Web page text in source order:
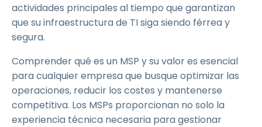
actividades principales al tiempo que garantizan
que su infraestructura de TI siga siendo férrea y
segura.
Comprender qué es un MSP y su valor es esencial
para cualquier empresa que busque optimizar las
operaciones, reducir los costes y mantenerse
competitiva. Los MSPs proporcionan no solo la
experiencia técnica necesaria para gestionar